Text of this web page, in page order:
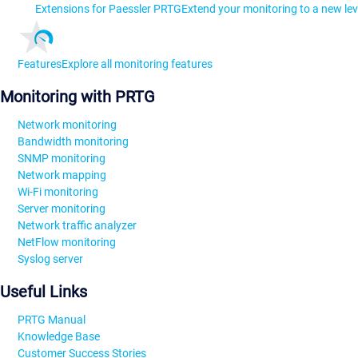
Extensions for Paessler PRTGExtend your monitoring to a new
FeaturesExplore all monitoring features
Monitoring with PRTG
Network monitoring
Bandwidth monitoring
SNMP monitoring
Network mapping
Wi-Fi monitoring
Server monitoring
Network traffic analyzer
NetFlow monitoring
Syslog server
Useful Links
PRTG Manual
Knowledge Base
Customer Success Stories